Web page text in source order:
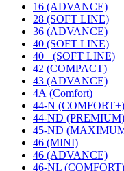
16 (ADVANCE)
28 (SOFT LINE)
36 (ADVANCE)
40 (SOFT LINE)
40+ (SOFT LINE)
42 (COMPACT)
43 (ADVANCE)
4А (Comfort)
44-N (COMFORT+)
44-ND (PREMIUM)
45-ND
46 (MINI)
46 (ADVANCE)
46-NL (COMFORT)